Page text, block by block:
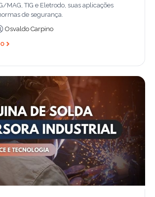
MAG, TIG e Eletrodo, suas aplicações
de segurança.
Osvaldo Carpino